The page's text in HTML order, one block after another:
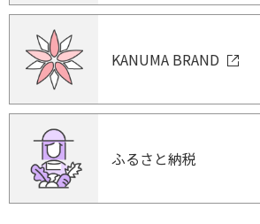
KANUMA BRAND
ふるさと納税